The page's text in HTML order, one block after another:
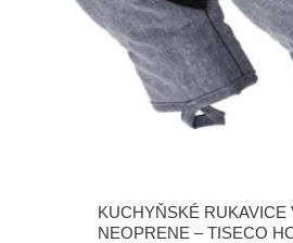
KUCHYŇSKÉ RUKAVICE
NEOPRENE – TISECO